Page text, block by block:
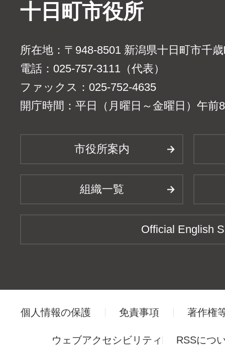
十日町市役所
所在地：〒948-8501 新潟県十日町市千
電話：025-757-3111（代表）
ファックス：025-752-4635
開庁時間：平日（月曜日～金曜日）午前
市役所案内
組織一覧
Official English
個人情報の保護 免責事項 著作権
ウェブアクセシビリティ RSSにつ